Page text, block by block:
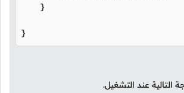
    }
}
عند التشغيل.